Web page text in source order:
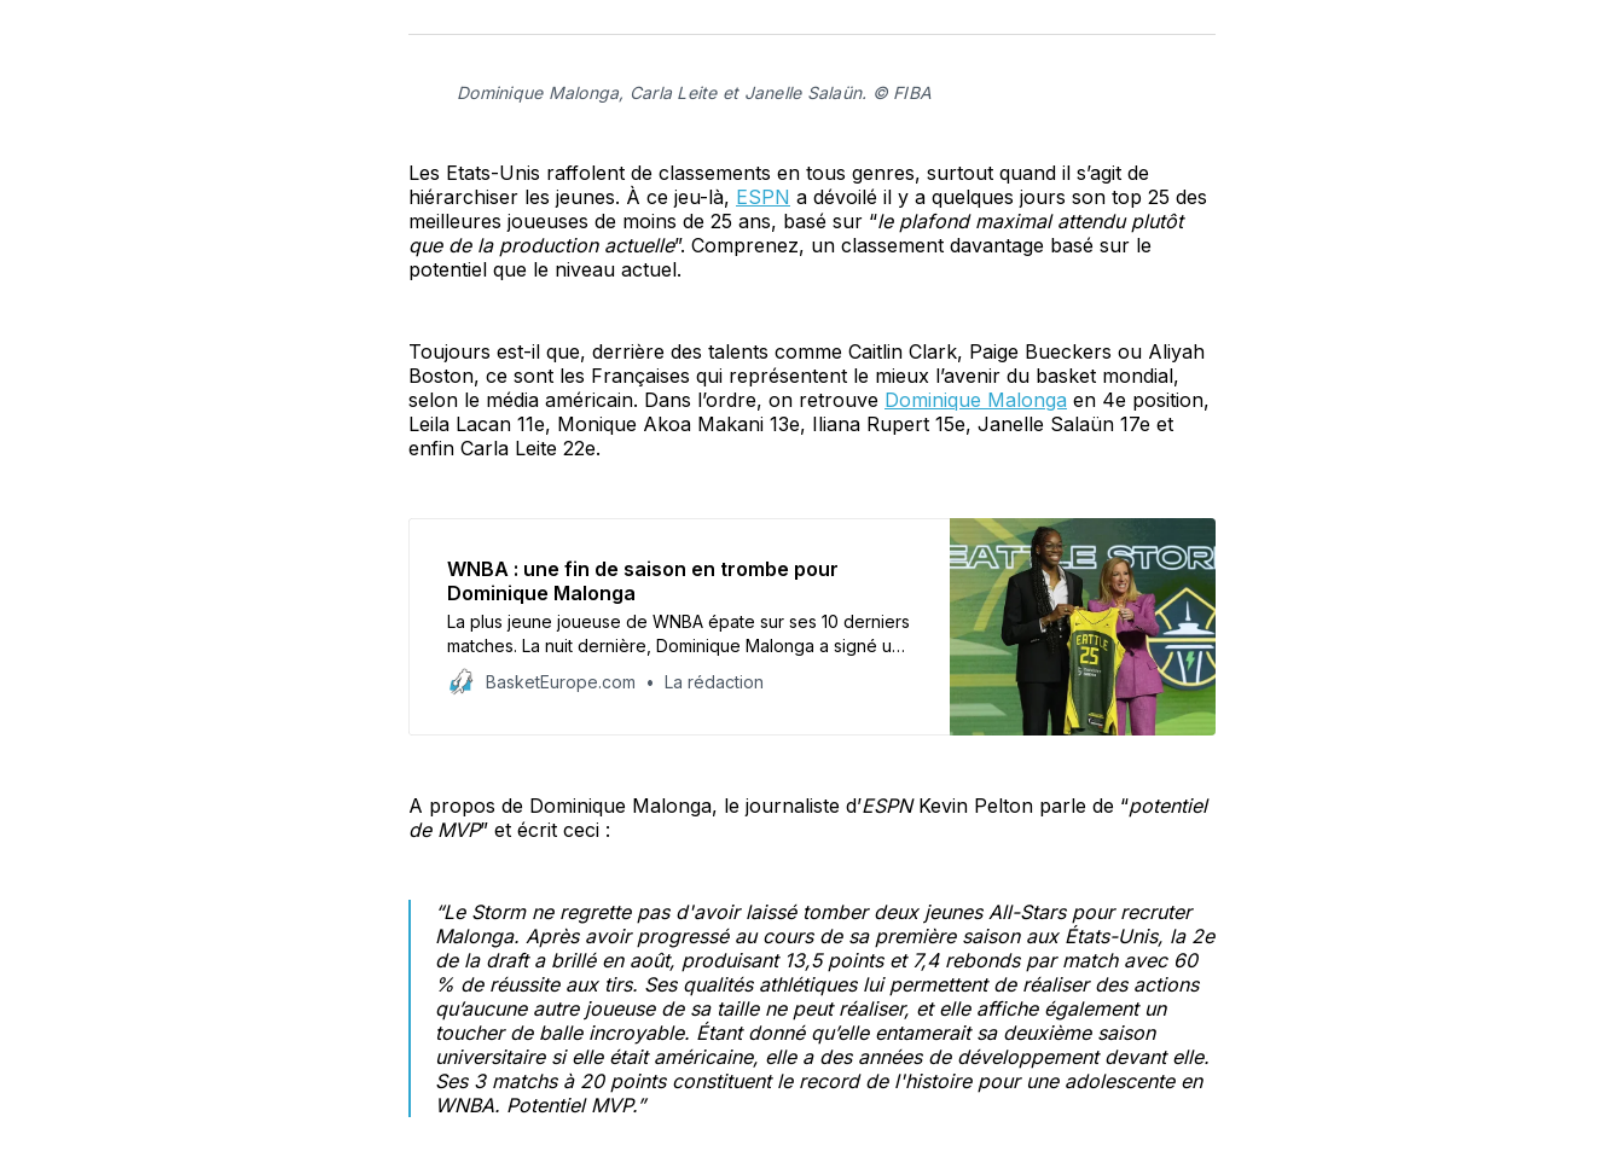
Facebook
LinkedInWhatsApp
Courriel
Dominique Malonga, Carla Leite et Janelle Salaün. © FIBA
Les Etats-Unis raffolent de classements en tous genres, surtout quand il s’agit de
hiérarchiser les jeunes. À ce jeu-là, ESPN a dévoilé il y a quelques jours son top 25 des
meilleures joueuses de moins de 25 ans, basé sur “le plafond maximal attendu plutôt
que de la production actuelle”. Comprenez, un classement davantage basé sur le
potentiel que le niveau actuel.
Toujours est-il que, derrière des talents comme Caitlin Clark, Paige Bueckers ou Aliyah
Boston, ce sont les Françaises qui représentent le mieux l’avenir du basket mondial,
selon le média américain. Dans l’ordre, on retrouve Dominique Malonga en 4e position,
Leila Lacan 11e, Monique Akoa Makani 13e, Iliana Rupert 15e, Janelle Salaün 17e et
enfin Carla Leite 22e.
WNBA : une fin de saison en trombe pour
Dominique Malonga
La plus jeune joueuse de WNBA épate sur ses 10 derniers
matches. La nuit dernière, Dominique Malonga a signé un
nouveau double-double, son 4e en carrière, dans la
victoire de Seattle au buzzer contre Washington (84-82).
BasketEurope.com La rédaction
A propos de Dominique Malonga, le journaliste d’ESPNKevin Pelton parle de “potentiel
de MVP” et écrit ceci :
“Le Storm ne regrette pas d'avoir laissé tomber deux jeunes All-Stars pour recruter
Malonga. Après avoir progressé au cours de sa première saison aux États-Unis, la 2e
de la draft a brillé en août, produisant 13,5 points et 7,4 rebonds par match avec 60
% de réussite aux tirs. Ses qualités athlétiques lui permettent de réaliser des actions
qu’aucune autre joueuse de sa taille ne peut réaliser, et elle affiche également un
toucher de balle incroyable. Étant donné qu’elle entamerait sa deuxième saison
universitaire si elle était américaine, elle a des années de développement devant elle.
Ses 3 matchs à 20 points constituent le record de l'histoire pour une adolescente en
WNBA. Potentiel MVP.”